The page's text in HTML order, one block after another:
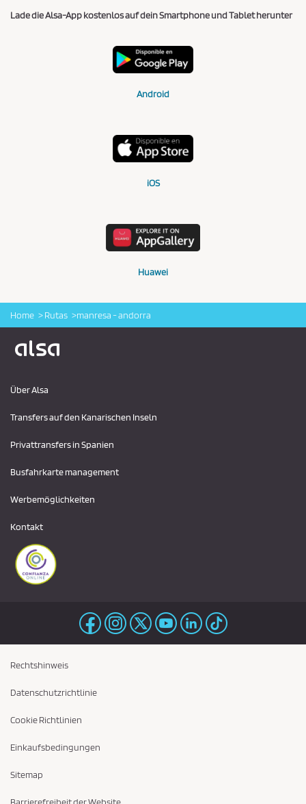
Lade die Alsa-App kostenlos auf dein Smartphone und Tablet herunter
Android
iOS
Huawei
Home Rutas manresa - andorra
Über Alsa
Transfers auf den Kanarischen Inseln
Privattransfers in Spanien
Busfahrkarte management
Werbemöglichkeiten
Kontakt
Logo Alsa
Rechtshinweis
Datenschutzrichtlinie
Cookie Richtlinien
Einkaufsbedingungen
Sitemap